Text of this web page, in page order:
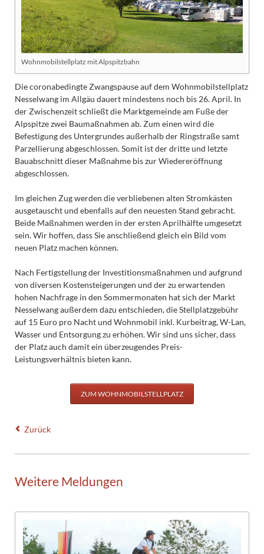
Wohnmobilstellplatz mit Alpspitzbahn
Die coronabedingte Zwangspause auf dem Wohnmobilstellplatz
Nesselwang im Allgäu dauert mindestens noch bis 26. April. In
der Zwischenzeit schließt die Marktgemeinde am Fuße der
Alpspitze zwei Baumaßnahmen ab. Zum einen wird die
Befestigung des Untergrundes außerhalb der Ringstraße samt
Parzellierung abgeschlossen. Somit ist der dritte und letzte
Bauabschnitt dieser Maßnahme bis zur Wiedereröffnung
abgeschlossen.
Im gleichen Zug werden die verbliebenen alten Stromkästen
ausgetauscht und ebenfalls auf den neuesten Stand gebracht.
Beide Maßnahmen werden in der ersten Aprilhälfte umgesetzt
sein. Wir hoffen, dass Sie anschließend gleich ein Bild vom
neuen Platz machen können.
Nach Fertigstellung der Investitionsmaßnahmen und aufgrund
von diversen Kostensteigerungen und der zu erwartenden
hohen Nachfrage in den Sommermonaten hat sich der Markt
Nesselwang außerdem dazu entschieden, die Stellplatzgebühr
auf 15 Euro pro Nacht und Wohnmobil inkl. Kurbeitrag, W-Lan,
Wasser und Entsorgung zu erhöhen. Wir sind uns sicher, dass
der Platz auch damit ein überzeugendes Preis-
Leistungsverhältnis bieten kann.
ZUM WOHNMOBILSTELLPLATZ
Zurück
Weitere Meldungen